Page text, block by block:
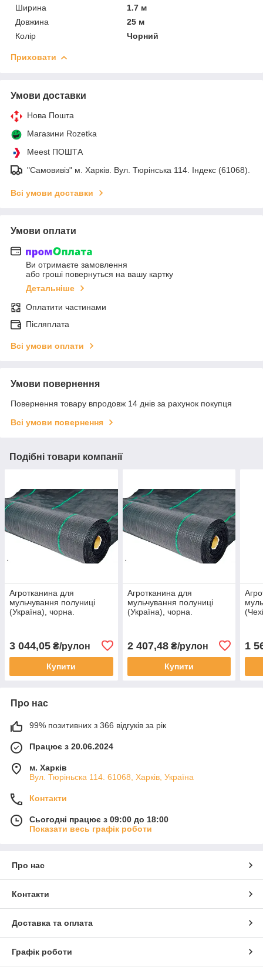
Ширина
1.7 м
Довжина
25 м
Колір
Чорний
Приховати
Умови доставки
Нова Пошта
Магазини Rozetka
Meest ПОШТА
"Самовивіз" м. Харків. Вул. Тюрінська 114. Індекс (61068).
Всі умови доставки
Умови оплати
Ви отримаєте замовлення
або гроші повернуться на вашу картку
Детальніше
Оплатити частинами
Післяплата
Всі умови оплати
Умови повернення
Повернення товару впродовж 14 днів за рахунок покупця
Всі умови повернення
Подібні товари компанії
Агротканина для
мульчування полуниці
(Україна), чорна.
3 044,05 ₴/рулон
Купити
Агротканина для
мульчування полуниці
(Україна), чорна.
2 407,48₴/рулон
Купити
1
Про нас
99% позитивних з 366 відгуків за рік
Працює з 20.06.2024
м. Харків
Вул. Тюріньска 114. 61068, Харків, Україна
Контакти
Сьогодні працює з 09:00 до 18:00
Показати весь графік роботи
Про нас
Контакти
Доставка та оплата
Графік роботи